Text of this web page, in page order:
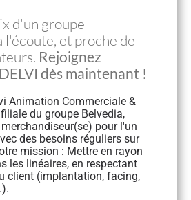
d'un groupe
l'écoute, et proche de
Rejoignez
dès maintenant !
Animation Commerciale &
du groupe Belvedia,
pour l'un
des besoins réguliers sur
mission : Mettre en rayon
les linéaires, en respectant
client (implantation, facing,